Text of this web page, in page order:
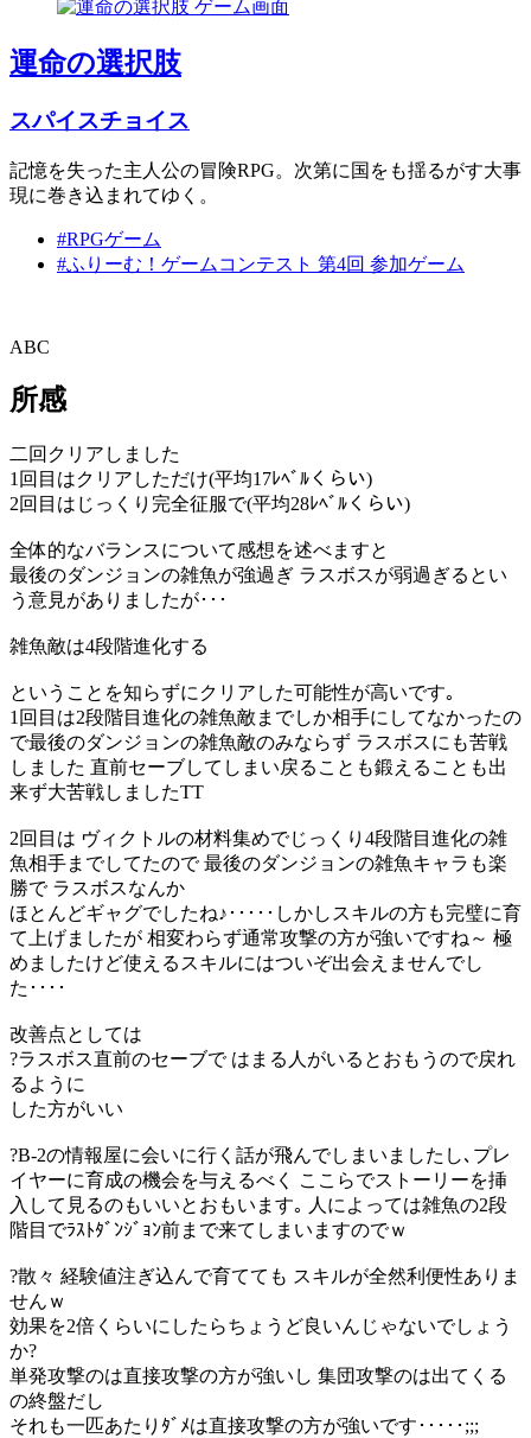
運命の選択肢
スパイスチョイス
記憶を失った主人公の冒険RPG。次第に国をも揺るがす大事
現に巻き込まれてゆく。
#RPGゲーム
#ふりーむ！ゲームコンテスト 第4回 参加ゲーム
ABC
所感
二回クリアしました
1回目はクリアしただけ(平均17ﾚﾍﾞﾙくらい)
2回目はじっくり完全征服で(平均28ﾚﾍﾞﾙくらい)
全体的なバランスについて感想を述べますと
最後のダンジョンの雑魚が強過ぎ ラスボスが弱過ぎるとい
う意見がありましたが･･･
雑魚敵は4段階進化する
ということを知らずにクリアした可能性が高いです｡
1回目は2段階目進化の雑魚敵までしか相手にしてなかったの
で最後のダンジョンの雑魚敵のみならず ラスボスにも苦戦
しました 直前セーブしてしまい戻ることも鍛えることも出
来ず大苦戦しましたTT
2回目は ヴィクトルの材料集めでじっくり4段階目進化の雑
魚相手までしてたので 最後のダンジョンの雑魚キャラも楽
勝で ラスボスなんか
ほとんどギャグでしたね♪･････しかしスキルの方も完璧に育
て上げましたが 相変わらず通常攻撃の方が強いですね～ 極
めましたけど使えるスキルにはついぞ出会えませんでし
た････
改善点としては
?ラスボス直前のセーブで はまる人がいるとおもうので戻れ
るように
した方がいい
?B-2の情報屋に会いに行く話が飛んでしまいましたし､プレ
イヤーに育成の機会を与えるべく ここらでストーリーを挿
入して見るのもいいとおもいます｡ 人によっては雑魚の2段
階目でﾗｽﾄﾀﾞﾝｼﾞｮﾝ前まで来てしまいますのでｗ
?散々 経験値注ぎ込んで育てても スキルが全然利便性ありま
せんｗ
効果を2倍くらいにしたらちょうど良いんじゃないでしょう
か?
単発攻撃のは直接攻撃の方が強いし 集団攻撃のは出てくる
の終盤だし
それも一匹あたりﾀﾞﾒは直接攻撃の方が強いです･････;;;